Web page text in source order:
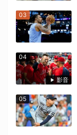
03
影音
04
05